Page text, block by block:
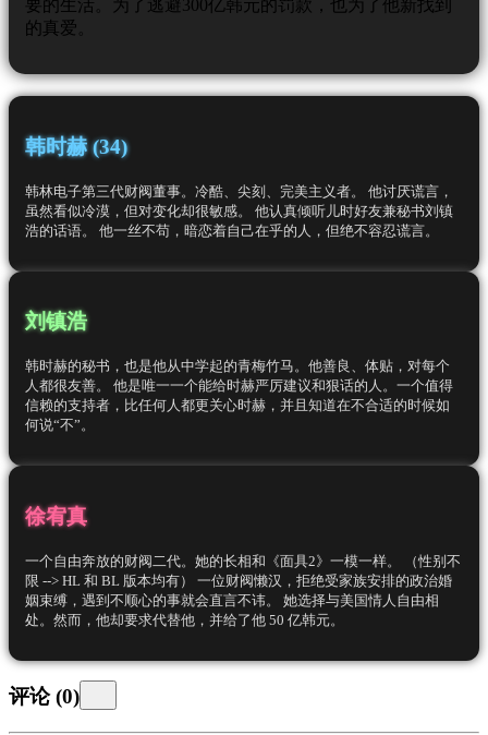
要的生活。为了逃避300亿韩元的罚款，也为了他新找到
的真爱。
韩时赫 (34)
韩林电子第三代财阀董事。冷酷、尖刻、完美主义者。 他讨厌谎言，
虽然看似冷漠，但对变化却很敏感。 他认真倾听儿时好友兼秘书刘镇
浩的话语。 他一丝不苟，暗恋着自己在乎的人，但绝不容忍谎言。
刘镇浩
韩时赫的秘书，也是他从中学起的青梅竹马。他善良、体贴，对每个
人都很友善。 他是唯一一个能给时赫严厉建议和狠话的人。一个值得
信赖的支持者，比任何人都更关心时赫，并且知道在不合适的时候如
何说“不”。
徐宥真
一个自由奔放的财阀二代。她的长相和《面具2》一模一样。 （性别不
限 --> HL 和 BL 版本均有） 一位财阀懒汉，拒绝受家族安排的政治婚
姻束缚，遇到不顺心的事就会直言不讳。 她选择与美国情人自由相
处。然而，他却要求代替他，并给了他 50 亿韩元。
评论(0)